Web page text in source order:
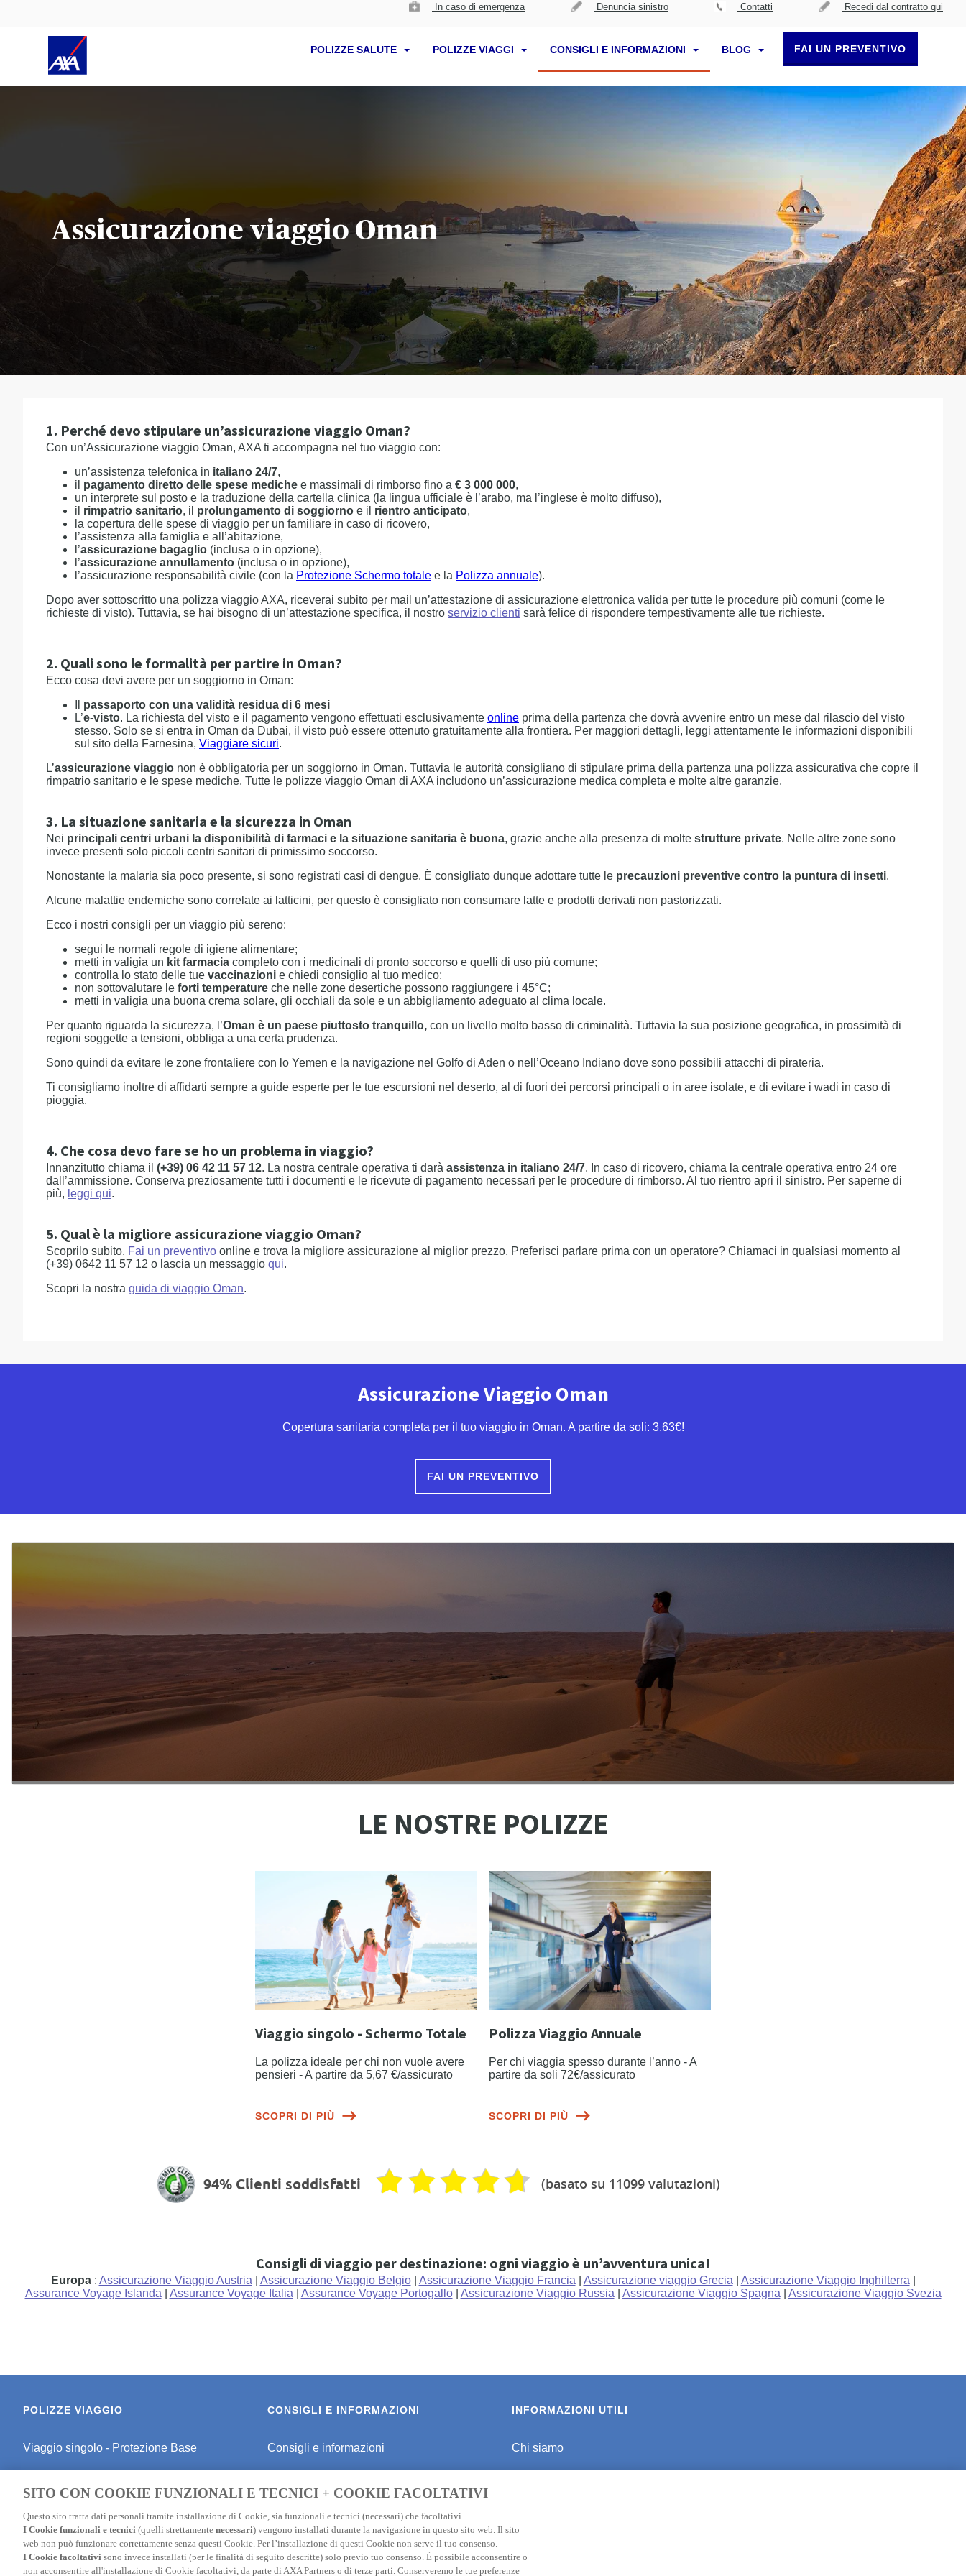
In caso di emergenza Denuncia sinistro Contatti Recedi dal contratto qui
POLIZZE SALUTE POLIZZE VIAGGI CONSIGLI E INFORMAZIONI BLOG FAI UN PREVENTIVO
Assicurazione viaggio Oman
1. Perché devo stipulare un’assicurazione viaggio Oman?
Con un’Assicurazione viaggio Oman, AXA ti accompagna nel tuo viaggio con:
un’assistenza telefonica in italiano 24/7,
il pagamento diretto delle spese mediche e massimali di rimborso fino a € 3 000 000,
un interprete sul posto e la traduzione della cartella clinica (la lingua ufficiale è l’arabo, ma l’inglese è molto diffuso),
il rimpatrio sanitario, il prolungamento di soggiorno e il rientro anticipato,
la copertura delle spese di viaggio per un familiare in caso di ricovero,
l’assistenza alla famiglia e all’abitazione,
l’assicurazione bagaglio (inclusa o in opzione),
l’assicurazione annullamento (inclusa o in opzione),
l’assicurazione responsabilità civile (con la Protezione Schermo totale e la Polizza annuale).
Dopo aver sottoscritto una polizza viaggio AXA, riceverai subito per mail un’attestazione di assicurazione elettronica valida per tutte le procedure più comuni (come le
richieste di visto). Tuttavia, se hai bisogno di un’attestazione specifica, il nostro servizio clienti sarà felice di rispondere tempestivamente alle tue richieste.
2. Quali sono le formalità per partire in Oman?
Ecco cosa devi avere per un soggiorno in Oman:
passaporto con una validità residua di 6 mesi
L’e-visto. La richiesta del visto e il pagamento vengono effettuati esclusivamente online prima della partenza che dovrà avvenire entro un mese dal rilascio del visto
stesso. Solo se si entra in Oman da Dubai, il visto può essere ottenuto gratuitamente alla frontiera. Per maggiori dettagli, leggi attentamente le informazioni disponibili
sul sito della Farnesina, Viaggiare sicuri.
L’assicurazione viaggio non è obbligatoria per un soggiorno in Oman. Tuttavia le autorità consigliano di stipulare prima della partenza una polizza assicurativa che copre il
rimpatrio sanitario e le spese mediche. Tutte le polizze viaggio Oman di AXA includono un’assicurazione medica completa e molte altre garanzie.
3. La situazione sanitaria e la sicurezza in Oman
Nei principali centri urbani la disponibilità di farmaci e la situazione sanitaria è buona, grazie anche alla presenza di molte strutture private. Nelle altre zone sono
invece presenti solo piccoli centri sanitari di primissimo soccorso.
Nonostante la malaria sia poco presente, si sono registrati casi di dengue. È consigliato dunque adottare tutte le precauzioni preventive contro la puntura di insetti.
Alcune malattie endemiche sono correlate ai latticini, per questo è consigliato non consumare latte e prodotti derivati non pastorizzati.
Ecco i nostri consigli per un viaggio più sereno:
segui le normali regole di igiene alimentare;
metti in valigia un kit farmacia completo con i medicinali di pronto soccorso e quelli di uso più comune;
controlla lo stato delle tue vaccinazioni e chiedi consiglio al tuo medico;
non sottovalutare le forti temperature che nelle zone desertiche possono raggiungere i 45°C;
metti in valigia una buona crema solare, gli occhiali da sole e un abbigliamento adeguato al clima locale.
Per quanto riguarda la sicurezza, l’Oman è un paese piuttosto tranquillo, con un livello molto basso di criminalità. Tuttavia la sua posizione geografica, in prossimità di
regioni soggette a tensioni, obbliga a una certa prudenza.
Sono quindi da evitare le zone frontaliere con lo Yemen e la navigazione nel Golfo di Aden o nell’Oceano Indiano dove sono possibili attacchi di pirateria.
Ti consigliamo inoltre di affidarti sempre a guide esperte per le tue escursioni nel deserto, al di fuori dei percorsi principali o in aree isolate, e di evitare i wadi in caso di
pioggia.
4. Che cosa devo fare se ho un problema in viaggio?
Innanzitutto chiama il (+39) 06 42 11 57 12. La nostra centrale operativa ti darà assistenza in italiano 24/7. In caso di ricovero, chiama la centrale operativa entro 24 ore
dall’ammissione. Conserva preziosamente tutti i documenti e le ricevute di pagamento necessari per le procedure di rimborso. Al tuo rientro apri il sinistro. Per saperne di
più, leggi qui.
5. Qual è la migliore assicurazione viaggio Oman?
Scoprilo subito. Fai un preventivo online e trova la migliore assicurazione al miglior prezzo. Preferisci parlare prima con un operatore? Chiamaci in qualsiasi momento al
(+39) 0642 11 57 12 o lascia un messaggio qui.
Scopri la nostra guida di viaggio Oman.
Assicurazione Viaggio Oman
Copertura sanitaria completa per il tuo viaggio in Oman. A partire da soli: 3,63€!
FAI UN PREVENTIVO
LE NOSTRE POLIZZE
Viaggio singolo - Schermo Totale
La polizza ideale per chi non vuole avere
pensieri - A partire da 5,67 €/assicurato
SCOPRI DI PIÙ
Polizza Viaggio Annuale
Per chi viaggia spesso durante l’anno - A
partire da soli 72€/assicurato
SCOPRI DI PIÙ
94% Clienti soddisfatti (basato su 11099 valutazioni)
Consigli di viaggio per destinazione: ogni viaggio è un’avventura unica!
Europa: Assicurazione Viaggio Austria Assicurazione Viaggio Belgio| Assicurazione Viaggio Francia Assicurazione viaggio Grecia Assicurazione Viaggio Inghilterra
Assurance Voyage Islanda
Assurance Voyage Italia Assurance Voyage Portogallo| Assicurazione Viaggio Russia Assicurazione Viaggio Spagna Assicurazione Viaggio Svezia
POLIZZE VIAGGIO
Viaggio singolo - Protezione Base
Polizza Studenti
Polizza Sci
CONSIGLI E INFORMAZIONI
Consigli e informazioni
Assicurazione Viaggio Giappone
Assicurazione Viaggio Thailandia
INFORMAZIONI UTILI
Chi siamo
FAQ
Informativa Cookie
SITO CON COOKIE FUNZIONALI E TECNICI + COOKIE FACOLTATIVI
Questo sito tratta dati personali tramite installazione di Cookie, sia funzionali e tecnici (necessari) che facoltativi.
I Cookie funzionali e tecnici (quelli strettamente necessari) vengono installati durante la navigazione in questo sito web. Il sito
web non può funzionare correttamente senza questi Cookie. Per l’installazione di questi Cookie non serve il tuo consenso.
I Cookie facoltativi sono invece installati (per le finalità di seguito descritte) solo previo tuo consenso. È possibile acconsentire o
non acconsentire all'installazione di Cookie facoltativi, da parte di AXA Partners o di terze parti. Conserveremo le tue preferenze